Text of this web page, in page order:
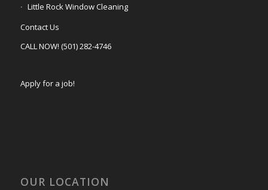
Little Rock Window Cleaning
Contact Us
CALL NOW! (501) 282-4746
Apply for a job!
OUR LOCATION